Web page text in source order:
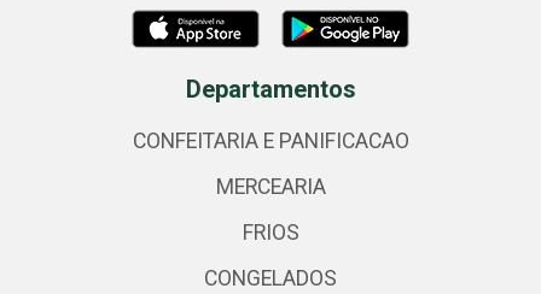
Departamentos
CONFEITARIA E PANIFICACAO
MERCEARIA
FRIOS
CONGELADOS